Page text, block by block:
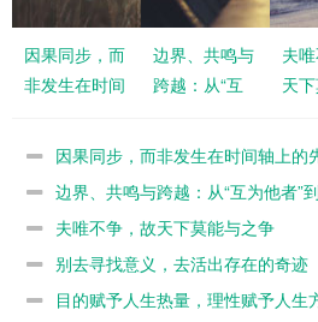
因果同步，而
非发生在时间
边界、共鸣与
跨越：从“互
体通悲”的哲
夫
天
因果同步，而非发生在时间轴上的
边界、共鸣与跨越：从“互为他者”
夫唯不争，故天下莫能与之争
别去寻找意义，去活出存在的奇迹
目的赋予人生热量，理性赋予人生